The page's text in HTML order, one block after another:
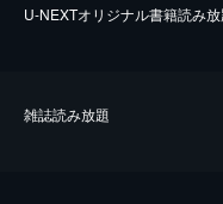
U-NEXTオリジナル書籍読み放
雑誌読み放題